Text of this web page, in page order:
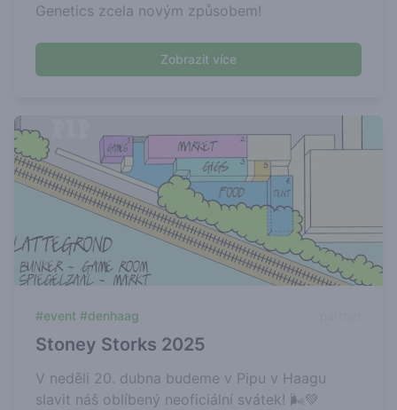
Genetics zcela novým způsobem!
Zobrazit více
#event #denhaag
Stoney Storks 2025
V neděli 20. dubna budeme v Pipu v Haagu
slavit náš oblíbený neoficiální svátek! 🌬💚